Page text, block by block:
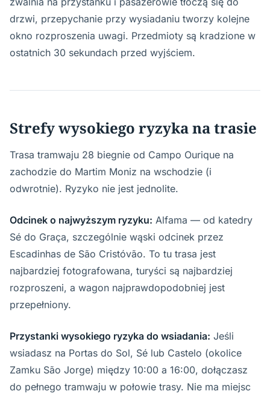
drzwi, przepychanie przy wysiadaniu tworzy kolejne
okno rozproszenia uwagi. Przedmioty są kradzione w
ostatnich 30 sekundach przed wyjściem.
Strefy wysokiego ryzyka na trasie
Trasa tramwaju 28 biegnie od Campo Ourique na
zachodzie do Martim Moniz na wschodzie (i
odwrotnie). Ryzyko nie jest jednolite.
Odcinek o najwyższym ryzyku: Alfama — od katedry
Sé do Graça, szczególnie wąski odcinek przez
Escadinhas de São Cristóvão. To tu trasa jest
najbardziej fotografowana, turyści są najbardziej
rozproszeni, a wagon najprawdopodobniej jest
przepełniony.
Przystanki wysokiego ryzyka do wsiadania: Jeśli
wsiadasz na Portas do Sol, Sé lub Castelo (okolice
Zamku São Jorge) między 10:00 a 16:00, dołączasz
do pełnego tramwaju w połowie trasy. Nie ma miejsc